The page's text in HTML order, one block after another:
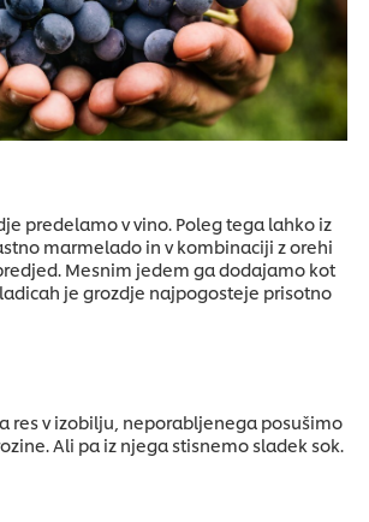
predelamo v vino. Poleg tega lahko iz
marmelado in v kombinaciji z orehi
Mesnim jedem ga dodajamo kot
je grozdje najpogosteje prisotno
res v izobilju, neporabljenega posušimo
Ali pa iz njega stisnemo sladek sok.